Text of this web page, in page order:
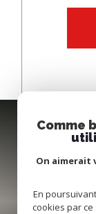
Comme
On aimerait
En
cookies par